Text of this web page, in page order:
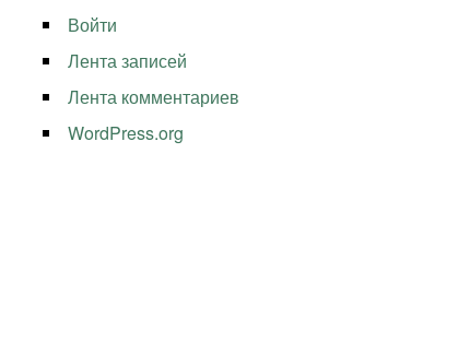
Войти
Лента записей
Лента комментариев
WordPress.org